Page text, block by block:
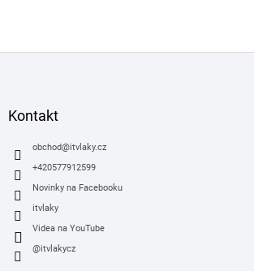
Kontakt
obchod@itvlaky.cz
+420577912599
Novinky na Facebooku
itvlaky
Videa na YouTube
@itvlakycz